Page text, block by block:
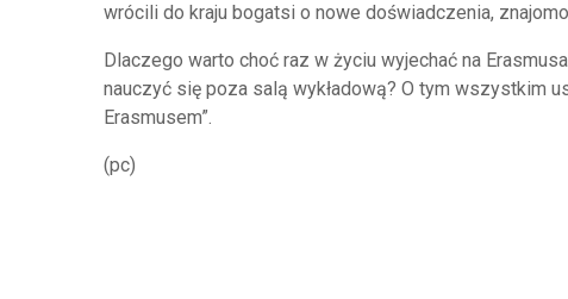
wrócili do kraju bogatsi o nowe doświadczenia,
Dlaczego warto choć raz w życiu wyjechać na
nauczyć się poza salą wykładową? O tym wszystkim
Erasmusem”.
(pc)